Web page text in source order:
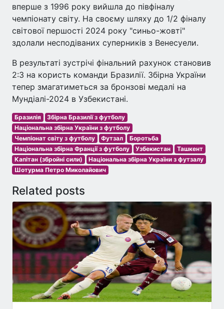
вперше з 1996 року вийшла до півфіналу
чемпіонату світу. На своєму шляху до 1/2 фіналу
світової першості 2024 року "синьо-жовті"
здолали несподіваних суперників з Венесуели.
В результаті зустрічі фінальний рахунок становив
2:3 на користь команди Бразилії. Збірна України
тепер змагатиметься за бронзові медалі на
Мундіалі-2024 в Узбекистані.
Бразилія
Збірна Бразилії з футболу
Національна збірна України з футболу
Чемпіонат світу з футболу
Футзал
Боротьба
Національна збірна Франції з футболу
Узбекистан
Ташкент
Капітан (збройні сили)
Національна збірна України з футзалу
Шотурма Петро Миколайович
Related posts